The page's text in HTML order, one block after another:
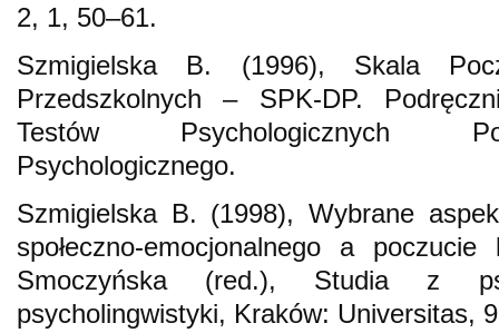
2, 1, 50–61.
Szmigielska B. (1996), Skala
Przedszkolnych – SPK-DP.
Testów Psychologicznych
Psychologicznego.
Szmigielska B. (1998), Wybrane
społeczno-emocjonalnego a
Smoczyńska (red.), Studia z
psycholingwistyki, Kraków: Universitas,